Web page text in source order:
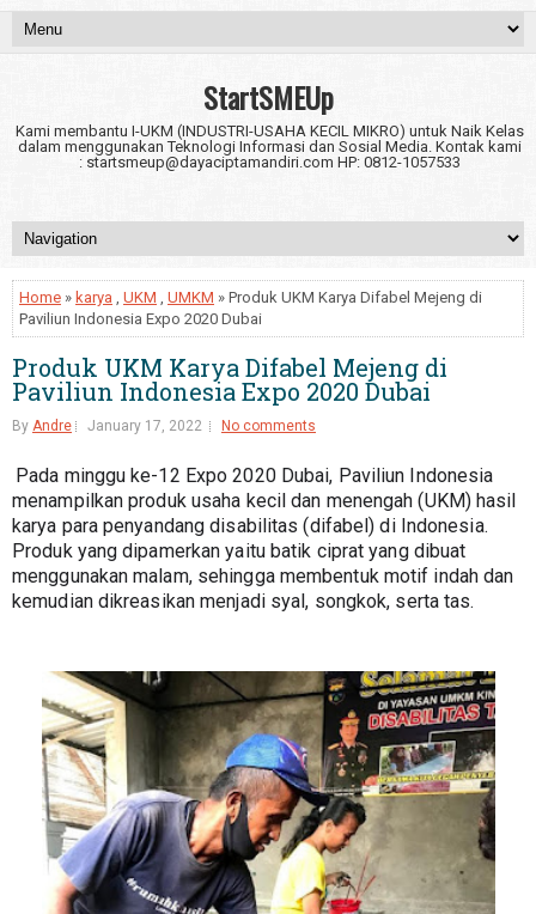
StartSMEUp
Kami membantu I-UKM (INDUSTRI-USAHA KECIL MIKRO) untuk Naik Kelas
dalam menggunakan Teknologi Informasi dan Sosial Media. Kontak kami
: startsmeup@dayaciptamandiri.com HP: 0812-1057533
Home » karya , UKM , UMKM » Produk UKM Karya Difabel Mejeng di
Paviliun Indonesia Expo 2020 Dubai
Produk UKM Karya Difabel Mejeng di
Paviliun Indonesia Expo 2020 Dubai
By Andre January 17, 2022 No comments
Pada minggu ke-12 Expo 2020 Dubai, Paviliun Indonesia
menampilkan produk usaha kecil dan menengah (UKM) hasil
karya para penyandang disabilitas (difabel) di Indonesia.
Produk yang dipamerkan yaitu batik ciprat yang dibuat
menggunakan malam, sehingga membentuk motif indah dan
kemudian dikreasikan menjadi syal, songkok, serta tas.